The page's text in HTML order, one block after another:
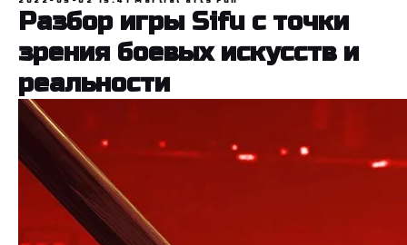
Разбор игры Sifu с точки
зрения боевых искусств и
реальности